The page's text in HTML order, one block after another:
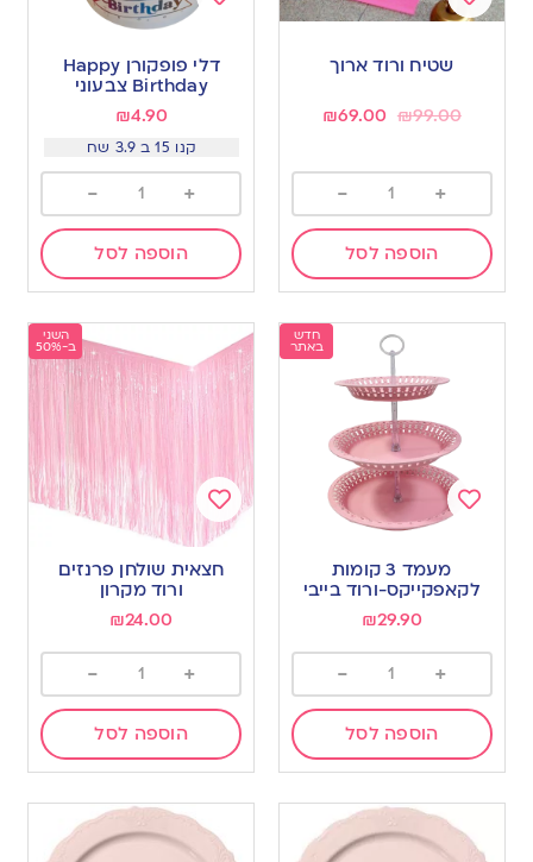
שטיח ורוד ארוך
₪99.00
₪69.00
+
-
הוספה לסל
wishlist
דלי פופקורן Happy
Birthday צבעוני
₪4.90
קנו 15 ב 3.9 שח
+
-
הוספה לסל
חדש
באתר
wishlist
מעמד 3 קומות
לקאפקייקס-ורוד בייבי
₪29.90
+
-
הוספה לסל
השני
ב-50%
Add
wishlist
חצאית שולחן פרנזים
ורוד מקרון
₪24.00
+
-
הוספה לסל